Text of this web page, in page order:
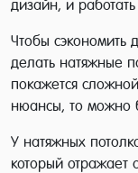
дизайн, и
Чтобы сэкономить
делать натяжные
покажется
нюансы, то можно
У натяжных
который отражает